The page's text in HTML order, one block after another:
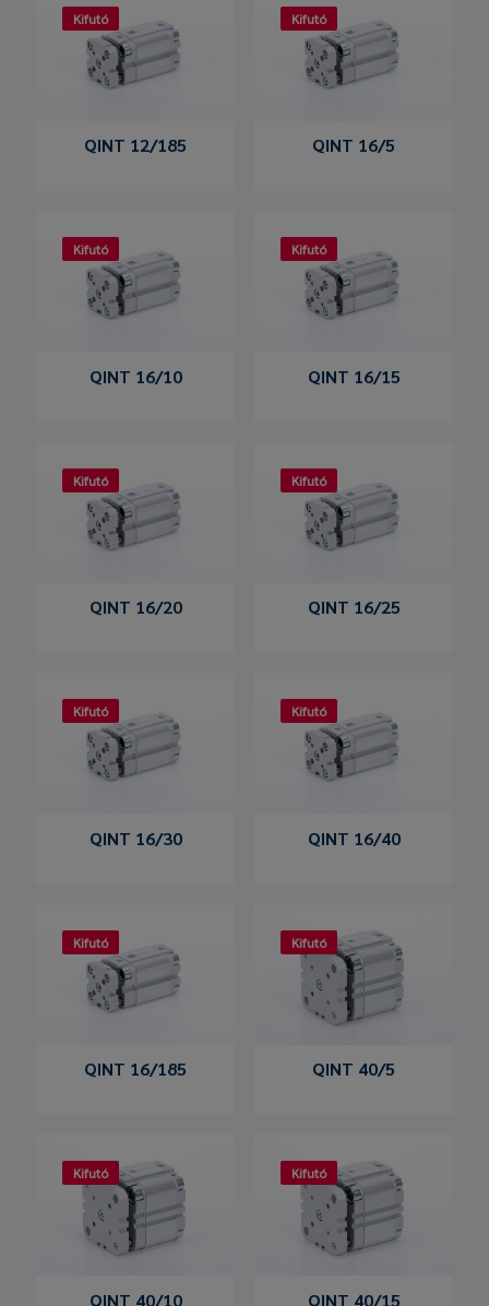
Kifutó
QINT 12/185
Kifutó
QINT 16/5
Kifutó
QINT 16/10
Kifutó
QINT 16/15
Kifutó
QINT 16/20
Kifutó
QINT 16/25
Kifutó
QINT 16/30
Kifutó
QINT 16/40
Kifutó
QINT 16/185
Kifutó
QINT 40/5
Kifutó
QINT 40/10
Kifutó
QINT 40/15